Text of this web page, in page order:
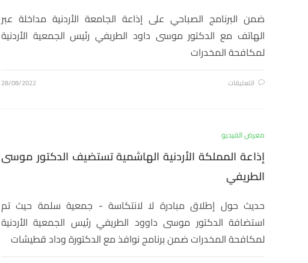
ضمن البرنامج الصباحي على إذاعة الجامعة الأردنية مداخلة عبر
الهاتف مع الدكتور موسى داود الطريفي رئيس الجمعية الأردنية
لمكافحة المخدرات
التعليقات 28/08/2022
معرض الفيديو
إذاعة المملكة الأردنية الهاشمية تستضيف الدكتور موسى
الطريفي
حديث حول إطلاق مبادرة لا لانتكاسة - جمعية سلمة حيث تم
استضافة الدكتور موسى داوود الطريفي رئيس الجمعية الأردنية
لمكافحة المخدرات ضمن برنامج نوافذ مع الدكتورة وداد قطيشات